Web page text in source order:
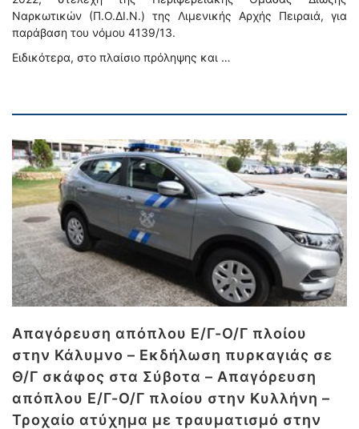
Ναρκωτικών (Π.Ο.ΔΙ.Ν.) της Λιμενικής Αρχής Πειραιά, για
παράβαση του νόμου 4139/13.
Ειδικότερα, στο πλαίσιο πρόληψης και …
Απαγόρευση απόπλου Ε/Γ-Ο/Γ πλοίου
στην Κάλυμνο – Εκδήλωση πυρκαγιάς σε
Θ/Γ σκάφος στα Σύβοτα – Απαγόρευση
απόπλου Ε/Γ-Ο/Γ πλοίου στην Κυλλήνη –
Τροχαίο ατύχημα με τραυματισμό στην